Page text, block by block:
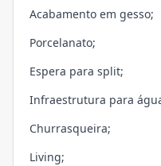
Acabamento em gesso;
Porcelanato;
Espera para split;
Infraestrutura para
Churrasqueira;
Living;